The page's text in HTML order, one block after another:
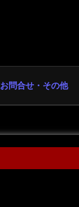
お問合せ・その他